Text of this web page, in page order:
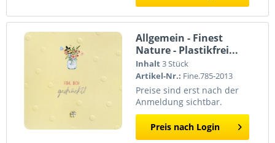
Allgemein - Finest
Nature - Plastikfrei...
Inhalt3 Stück
Artikel-Nr.: Fine.785-2013
Preise sind erst nach der
Anmeldung sichtbar.
Preis nach Login